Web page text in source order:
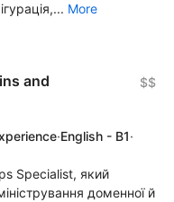
More
and
$$
·English - B1·
Specialist, який
доменної й